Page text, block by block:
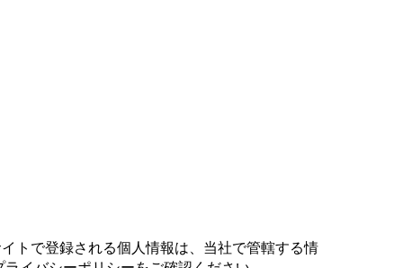
トで登録される個人情報は、当社で管轄する情